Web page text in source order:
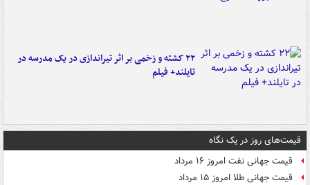
۲۲ کشته و زخمی بر اثر تیراندازی در یک مدرسه در
تایلند+ فیلم
قیمت‌های روز در یک نگاه
قیمت جهانی نفت امروز ۱۶ مرداد
قیمت جهانی طلا امروز ۱۵ مرداد